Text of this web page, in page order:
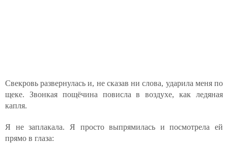
Свекровь развернулась и, не сказав ни слова, ударила меня по
щеке. Звонкая пощёчина повисла в воздухе, как ледяная
капля.
Я не заплакала. Я просто выпрямилась и посмотрела ей
прямо в глаза: